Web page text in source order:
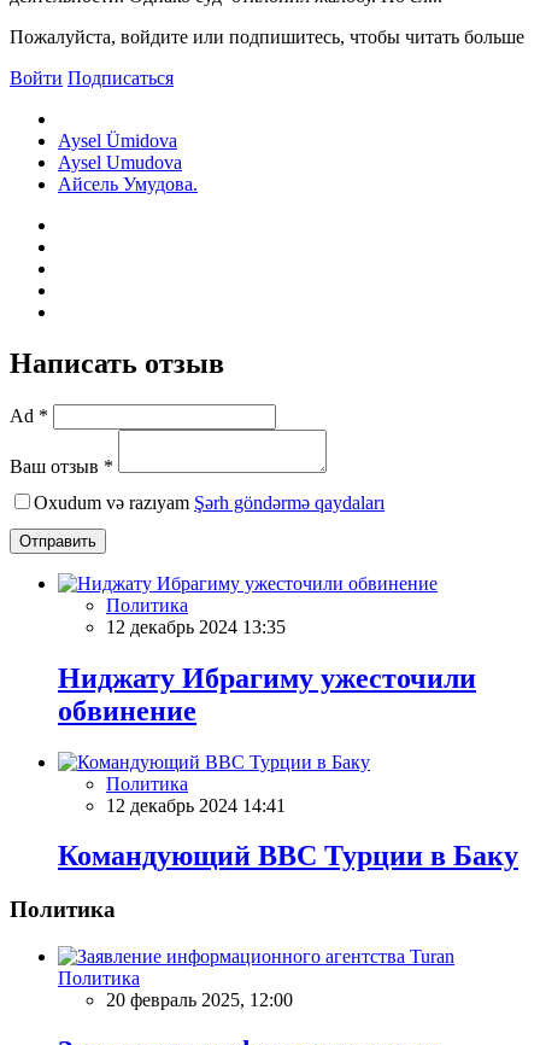
Пожалуйста, войдите или подпишитесь, чтобы читать больше
Войти Подписаться
Aysel Ümidova
Aysel Umudova
Айсель Умудова.
Написать отзыв
Ad *
Ваш отзыв *
Oxudum və razıyam Şərh göndərmə qaydaları
Отправить
Политика
12 декабрь 2024 13:35
Ниджату Ибрагиму ужесточили
обвинение
Политика
12 декабрь 2024 14:41
Командующий ВВС Турции в Баку
Политика
Политика
20 февраль 2025, 12:00